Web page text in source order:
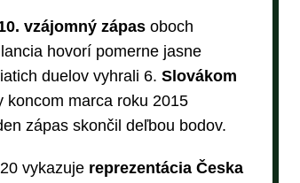
vzájomný zápasoboch
hovorí pomerne jasne
duelov vyhrali 6. Slovákom
koncom marca roku 2015
zápas skončil deľbou bodov.
vykazuje reprezentácia Česka